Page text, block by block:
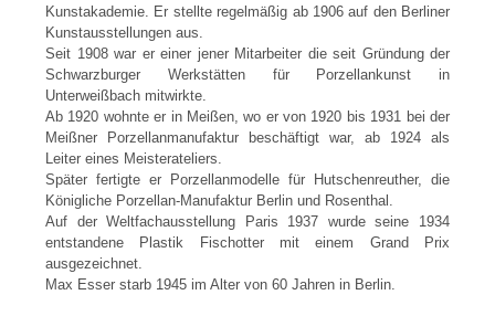
Kunstakademie. Er stellte regelmäßig ab 1906 auf den Berliner
Kunstausstellungen aus.
Seit 1908 war er einer jener Mitarbeiter die seit Gründung der
Schwarzburger Werkstätten für Porzellankunst in
Unterweißbach mitwirkte.
Ab 1920 wohnte er in Meißen, wo er von 1920 bis 1931 bei der
Meißner Porzellanmanufaktur beschäftigt war, ab 1924 als
Leiter eines Meisterateliers.
Später fertigte er Porzellanmodelle für Hutschenreuther, die
Königliche Porzellan-Manufaktur Berlin und Rosenthal.
Auf der Weltfachausstellung Paris 1937 wurde seine 1934
entstandene Plastik Fischotter mit einem Grand Prix
ausgezeichnet.
Max Esser starb 1945 im Alter von 60 Jahren in Berlin.